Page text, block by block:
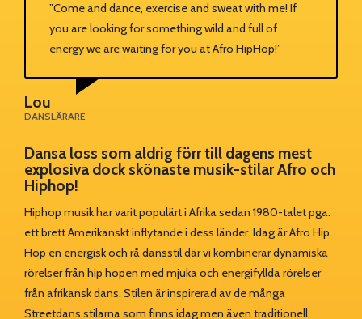
”Come and dance, exercise and sweat with me! If
you are looking for something wild and full of
energy we are waiting for you at Afro HipHop!”
Lou
DANSLÄRARE
Dansa loss som aldrig förr till dagens mest
explosiva dock skönaste musik-stilar Afro och
Hiphop!
Hiphop musik har varit populärt i Afrika sedan 1980-talet pga.
ett brett Amerikanskt inflytande i dess länder. Idag är Afro Hip
Hop en energisk och rå dansstil där vi kombinerar dynamiska
rörelser från hip hopen med mjuka och energifyllda rörelser
från afrikansk dans. Stilen är inspirerad av de många
Streetdans stilarna som finns idag men även traditionell